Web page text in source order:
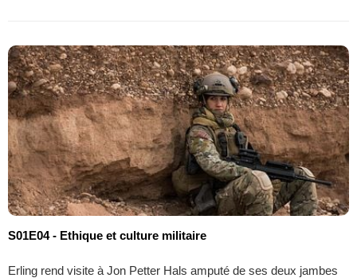
S01E04 - Ethique et culture militaire
Erling rend visite à Jon Petter Hals amputé de ses deux jambes